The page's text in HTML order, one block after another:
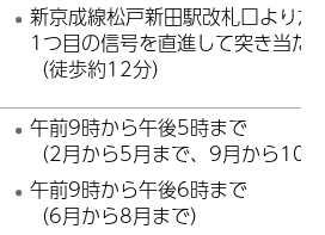
新京成線松戸新田駅改札口より左
1つ目の信号を直進して突き当た
（徒歩約12分）
午前9時から午後5時まで
（2月から5月まで、9月から10
午前9時から午後6時まで
（6月から8月まで）